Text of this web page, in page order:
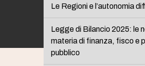
Le Regioni e l’autonomia
Legge di Bilancio 2025: le
materia di finanza, fisco e
pubblico